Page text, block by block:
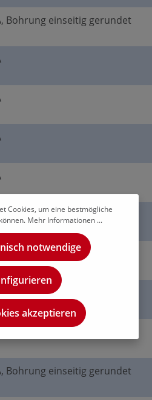
Bohrung einseitig gerundet
Bohrung einseitig gerundet
Cookies, um eine bestmögliche
Mehr Informationen ...
notwendige
akzeptieren